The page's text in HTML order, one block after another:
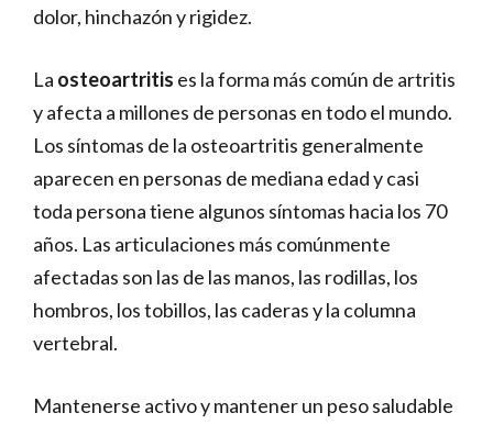
dolor, hinchazón y rigidez.
La osteoartritis es la forma más común de artritis
y afecta a millones de personas en todo el mundo.
Los síntomas de la osteoartritis generalmente
aparecen en personas de mediana edad y casi
toda persona tiene algunos síntomas hacia los 70
años. Las articulaciones más comúnmente
afectadas son las de las manos, las rodillas, los
hombros, los tobillos, las caderas y la columna
vertebral.
Mantenerse activo y mantener un peso saludable